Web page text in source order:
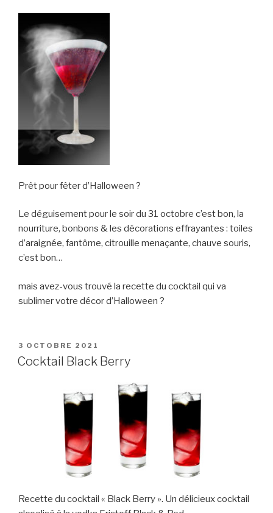
Prêt pour fêter d’Halloween ?
Le déguisement pour le soir du 31 octobre c’est bon, la
nourriture, bonbons & les décorations effrayantes : toiles
d’araignée, fantôme, citrouille menaçante, chauve souris,
c’est bon…
mais avez-vous trouvé la recette du cocktail qui va
sublimer votre décor d’Halloween ?
PUBLIÉ
LE
3 OCTOBRE 2021
Cocktail Black Berry
Recette du cocktail « Black Berry ». Un délicieux cocktail